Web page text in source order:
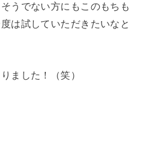
うでない方にもこのもちも
は試していただきたいなと
ました！（笑）